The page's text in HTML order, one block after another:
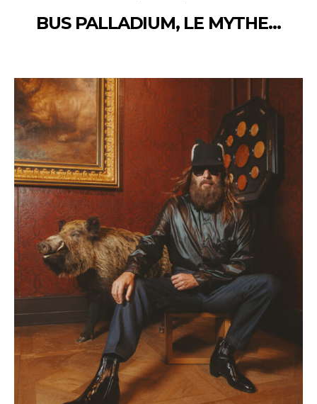
BUS PALLADIUM, LE MYTHE…